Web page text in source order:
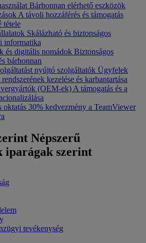
Bárhonnan elérhető eszközök
A távoli hozzáférés és támogatás
tétele
Skálázható és biztonságos
informatika
és digitális nomádok Biztonságos
bárhonnan
nyújtó szolgáltatók Ügyfelek
kezelése és karbantartása
(OEM-ek) A támogatás és a
oktatás 30% kedvezmény a TeamViewer
Népszerű
iparágak szerint
tevékenység